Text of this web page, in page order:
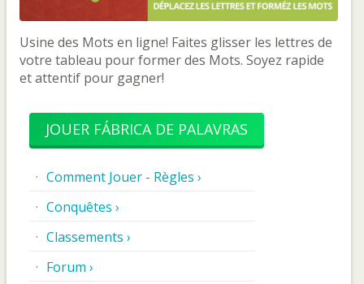
Langue du site
Usine des Mots en ligne! Faites glisser les lettres de
votre tableau pour former des Mots. Soyez rapide
et attentif pour gagner!
JOUER FÁBRICA DE PALAVRAS
Comment Jouer - Règles ›
Conquêtes ›
Classements ›
Forum ›